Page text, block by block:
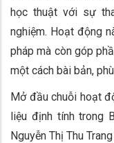
học thuật với sự
nghiệm. Hoạt động
pháp mà còn góp
một cách bài bản,
Mở đầu chuỗi hoạt
liệu định tính trong
Nguyễn Thị Thu